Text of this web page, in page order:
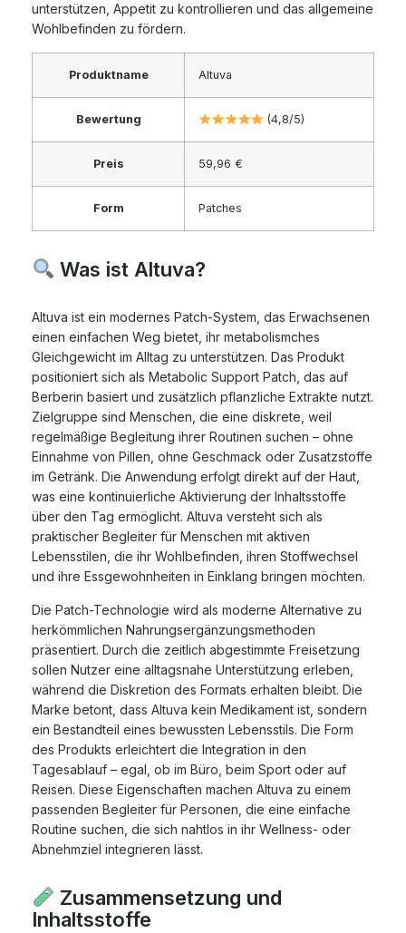
unterstützen, Appetit zu kontrollieren und das allgemeine
Wohlbefinden zu fördern.
Produktname Altuva
Bewertung (4,8/5)
Preis 59,96 €
Form Patches
Was ist Altuva?
Altuva ist ein modernes Patch-System, das Erwachsenen
einen einfachen Weg bietet, ihr metabolismches
Gleichgewicht im Alltag zu unterstützen. Das Produkt
positioniert sich als Metabolic Support Patch, das auf
Berberin basiert und zusätzlich pflanzliche Extrakte nutzt.
Zielgruppe sind Menschen, die eine diskrete, weil
regelmäßige Begleitung ihrer Routinen suchen – ohne
Einnahme von Pillen, ohne Geschmack oder Zusatzstoffe
im Getränk. Die Anwendung erfolgt direkt auf der Haut,
was eine kontinuierliche Aktivierung der Inhaltsstoffe
über den Tag ermöglicht. Altuva versteht sich als
praktischer Begleiter für Menschen mit aktiven
Lebensstilen, die ihr Wohlbefinden, ihren Stoffwechsel
und ihre Essgewohnheiten in Einklang bringen möchten.
Die Patch-Technologie wird als moderne Alternative zu
herkömmlichen Nahrungsergänzungsmethoden
präsentiert. Durch die zeitlich abgestimmte Freisetzung
sollen Nutzer eine alltagsnahe Unterstützung erleben,
während die Diskretion des Formats erhalten bleibt. Die
Marke betont, dass Altuva kein Medikament ist, sondern
ein Bestandteil eines bewussten Lebensstils. Die Form
des Produkts erleichtert die Integration in den
Tagesablauf – egal, ob im Büro, beim Sport oder auf
Reisen. Diese Eigenschaften machen Altuva zu einem
passenden Begleiter für Personen, die eine einfache
Routine suchen, die sich nahtlos in ihr Wellness- oder
Abnehmziel integrieren lässt.
Zusammensetzung und
Inhaltsstoffe